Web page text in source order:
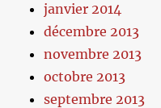
janvier 2014
décembre 2013
novembre 2013
octobre 2013
septembre 2013